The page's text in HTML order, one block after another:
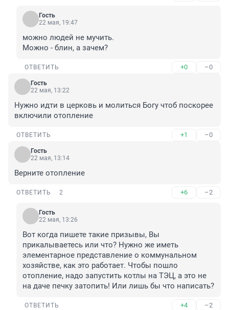
Гость
22 мая, 19:47
можно людей не мучить.
Можно - блин, а зачем?
ОТВЕТИТЬ +0 –0
Гость
22 мая, 13:22
Нужно идти в церковь и молиться Богу чтоб поскорее
включили отопление
ОТВЕТИТЬ +1 –0
Гость
22 мая, 13:14
Верните отопление
ОТВЕТИТЬ 2 +6 –2
Гость
22 мая, 13:26
Вот когда пишете такие призывы, Вы
прикалываетесь или что? Нужно же иметь
элементарное представление о коммунальном
хозяйстве, как это работает. Чтобы пошло
отопление, надо запустить котлы на ТЭЦ, а это не
на даче печку затопить! Или лишь бы что написать?
ОТВЕТИТЬ +4 –2